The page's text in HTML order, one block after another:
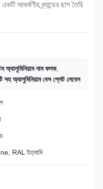
আকর্ষণীয় ব্র্যান্ডের ছাপ তৈরি
অ্যালুমিনিয়াম নাম ফলক,
সহ অ্যালুমিনিয়াম বেস প্লেট লেবেল
RAL ইত্যাদি